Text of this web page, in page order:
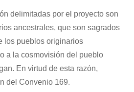
delimitadas por el proyecto son
ancestrales, que son sagrados
los pueblos originarios
a la cosmovisión del pueblo
En virtud de esta razón,
del Convenio 169.